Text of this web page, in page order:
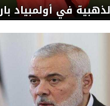
وطوال الصيف